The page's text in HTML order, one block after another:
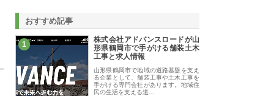
おすすめ記事
1
株式会社アドバンスロードが山
形県鶴岡市で手がける舗装土木
工事と求人情報
山形県鶴岡市で地域の道路基盤を支え
る企業として、舗装工事や土木工事を
手がける専門会社があります。地域住
民の生活を支える道…